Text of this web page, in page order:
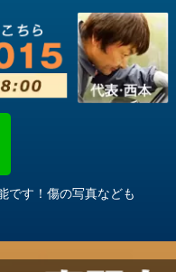
です！傷の写真なども